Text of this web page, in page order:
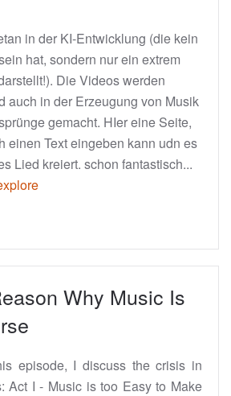
in der KI-Entwicklung (die kein
hat, sondern nur ein extrem
Die Videos werden
auch in der Erzeugung von Musik
gemacht. HIer eine Seite,
einen Text eingeben kann udn es
Lied kreiert. schon fantastisch...
Why Music Is
episode, I discuss the crisis in
Act I - Music is too Easy to Make